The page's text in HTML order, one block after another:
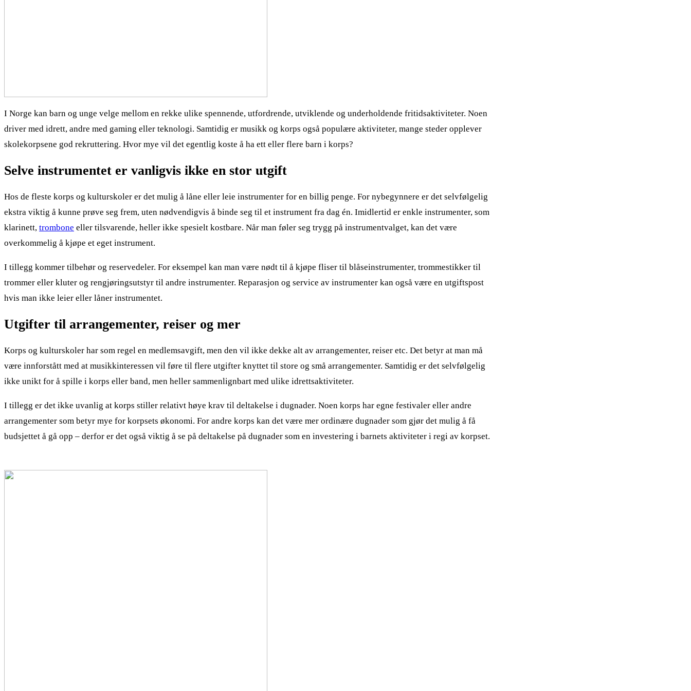
I Norge kan barn og unge velge mellom en rekke ulike spennende, utfordrende, utviklende og underholdende fritidsaktiviteter. Noen
driver med idrett, andre med gaming eller teknologi. Samtidig er musikk og korps også populære aktiviteter, mange steder opplever
skolekorpsene god rekruttering. Hvor mye vil det egentlig koste å ha ett eller flere barn i korps?
Selve instrumentet er vanligvis ikke en stor utgift
Hos de fleste korps og kulturskoler er det mulig å låne eller leie instrumenter for en billig penge. For nybegynnere er det selvfølgelig
ekstra viktig å kunne prøve seg frem, uten nødvendigvis å binde seg til et instrument fra dag én. Imidlertid er enkle instrumenter, som
klarinett, trombone eller tilsvarende, heller ikke spesielt kostbare. Når man føler seg trygg på instrumentvalget, kan det være
overkommelig å kjøpe et eget instrument.
I tillegg kommer tilbehør og reservedeler. For eksempel kan man være nødt til å kjøpe fliser til blåseinstrumenter, trommestikker til
trommer eller kluter og rengjøringsutstyr til andre instrumenter. Reparasjon og service av instrumenter kan også være en utgiftspost
hvis man ikke leier eller låner instrumentet.
Utgifter til arrangementer, reiser og mer
Korps og kulturskoler har som regel en medlemsavgift, men den vil ikke dekke alt av arrangementer, reiser etc. Det betyr at man må
være innforstått med at musikkinteressen vil føre til flere utgifter knyttet til store og små arrangementer. Samtidig er det selvfølgelig
ikke unikt for å spille i korps eller band, men heller sammenlignbart med ulike idrettsaktiviteter.
I tillegg er det ikke uvanlig at korps stiller relativt høye krav til deltakelse i dugnader. Noen korps har egne festivaler eller andre
arrangementer som betyr mye for korpsets økonomi. For andre korps kan det være mer ordinære dugnader som gjør det mulig å få
budsjettet å gå opp – derfor er det også viktig å se på deltakelse på dugnader som en investering i barnets aktiviteter i regi av korpset.